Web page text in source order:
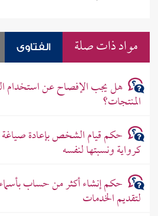
مواد ذات صلة الفتاوى
هل يجب الإفصاح عن استخدام
المنتجات؟
حكم قيام الشخص بإعادة
كرواية ونسبتها لنفسه
حكم إنشاء أكثر من حساب
لتقديم الخدمات